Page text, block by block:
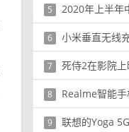
5 2020年上半年中
6 小米垂直无线
7 死侍2在影院上映电
8 Realme智能手
9 联想的Yoga 5G是世